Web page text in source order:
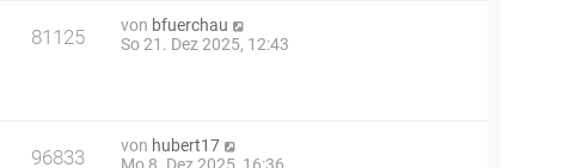
81125 von bfuerchau
So 21. Dez 2025, 12:43
96833 von hubert17